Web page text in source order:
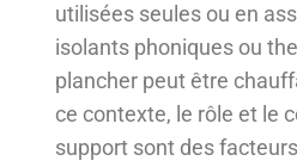
utilisées seules ou en
isolants phoniques ou
plancher peut être
ce contexte, le rôle et le
support sont des